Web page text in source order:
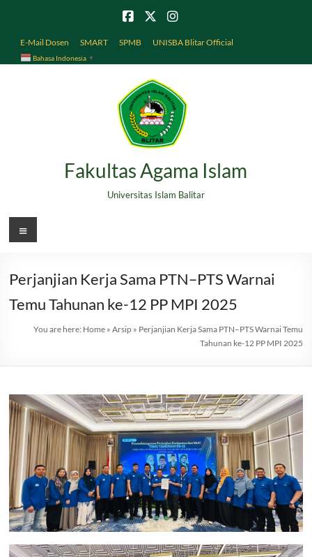
E-Mail Dosen SMART SPMB UNISBA Blitar Official
Bahasa Indonesia ▼
Fakultas Agama Islam
Universitas Islam Balitar
Menu
Perjanjian Kerja Sama PTN–PTS Warnai
Temu Tahunan ke-12 PP MPI 2025
You are here: Home» Arsip» Perjanjian Kerja Sama PTN–PTS Warnai Temu
Tahunan ke-12 PP MPI 2025